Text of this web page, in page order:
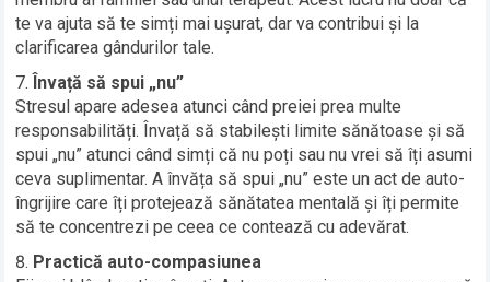
te va ajuta să te simți mai ușurat, dar va contribui și la
clarificarea gândurilor tale.
Învață să spui „nu”
Stresul apare adesea atunci când preiei prea multe
responsabilități. Învață să stabilești limite sănătoase și să
spui „nu” atunci când simți că nu poți sau nu vrei să îți asumi
ceva suplimentar. A învăța să spui „nu” este un act de auto-
îngrijire care îți protejează sănătatea mentală și îți permite
să te concentrezi pe ceea ce contează cu adevărat.
Practică auto-compasiunea